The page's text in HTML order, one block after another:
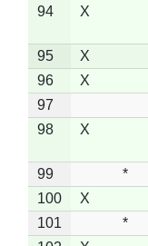
94
X
95 X
96
X
97
98
X
99 *
100
X
101
*